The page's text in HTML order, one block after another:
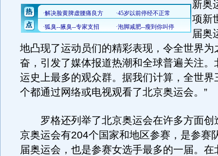
新奥
项新
届奥
地凸现了运动员们的精彩表现，令全世界为
奋，引发了媒体报道热潮和全球普遍关注。
运史上最多的观众群。据我们计算，全世界
个都通过网络或电视观看了北京奥运会。”
罗格还列举了北京奥运会在许多方面创
京奥运会有204个国家和地区参赛，是参赛
届奥运会，也是参赛女选手最多的一届。在